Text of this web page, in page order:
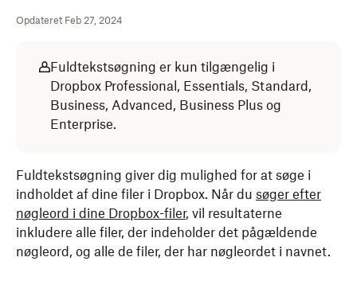
Opdateret Feb 27, 2024
Fuldtekstsøgning er kun tilgængelig i
Dropbox Professional, Essentials, Standard,
Business, Advanced, Business Plus og
Enterprise.
Fuldtekstsøgning giver dig mulighed for at søge i
indholdet af dine filer i Dropbox. Når du søger efter
nøgleord i dine Dropbox-filer, vil resultaterne
inkludere alle filer, der indeholder det pågældende
nøgleord, og alle de filer, der har nøgleordet i navnet.